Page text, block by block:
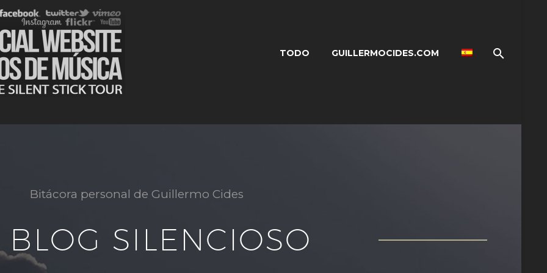
TODO GUILLERMOCIDES.COM
Bitácora personal de Guillermo Cides
BLOG SILENCIOSO